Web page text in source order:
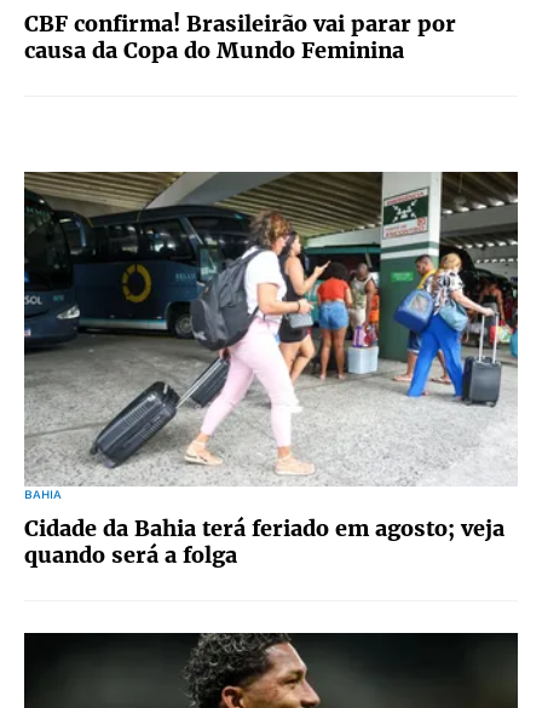
CBF confirma! Brasileirão vai parar por
causa da Copa do Mundo Feminina
BAHIA
Cidade da Bahia terá feriado em agosto; veja
quando será a folga